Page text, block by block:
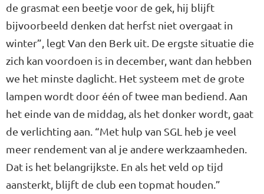
de grasmat een beetje voor de gek, hij blijft
bijvoorbeeld denken dat herfst niet overgaat in
winter”, legt Van den Berk uit. De ergste situatie die
zich kan voordoen is in december, want dan hebben
we het minste daglicht. Het systeem met de grote
lampen wordt door één of twee man bediend. Aan
het einde van de middag, als het donker wordt, gaat
de verlichting aan. “Met hulp van SGL heb je veel
meer rendement van al je andere werkzaamheden.
Dat is het belangrijkste. En als het veld op tijd
aansterkt, blijft de club een topmat houden.”